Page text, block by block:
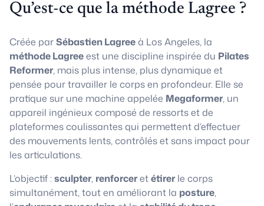
Qu’est-ce que la méthode Lagree ?
Créée parSébastien Lagreeà Los Angeles, la
méthode Lagreeest une discipline inspirée du Pilates
Reformer, mais plus intense, plus dynamique et
pensée pour travailler le corps en profondeur. Elle se
pratique sur une machine appelée Megaformer, un
appareil ingénieux composé de ressorts et de
plateformes coulissantes qui permettent d’effectuer
des mouvements lents, contrôlés et sans impact pour
les articulations.
L’objectif :sculpter, renforceretétirerle corps
simultanément, tout en améliorant la posture,